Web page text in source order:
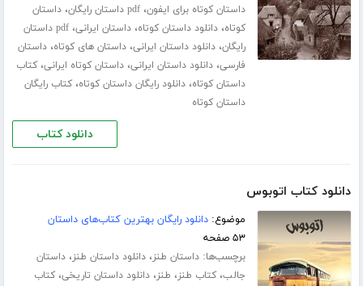
داستان کوتاه برای ایفون،pdf داستان رایگان ،داستان
کوتاه،دانلود داستان کوتاه،داستان ایرانی،
pdf داستان
رایگان،دانلود داستان ایرانی،داستان های کوتاه،داستان
فارسی،دانلود داستان ایرانی،داستان کوتاه ایرانی،کتاب
داستان کوتاه،دانلود رایگان داستان کوتاه،کتاب رایگان
داستان کوتاه
دانلود کتاب
دانلود کتاب اتوبوس
موضوع:دانلود رایگان بهترین کتاب‌های داستان
۵۳ صفحه
برچسب‌ها:داستان طنز،دانلود داستان طنز،داستان
جالب،کتاب طنز، طنز،دانلود داستان تاریخی،کتاب